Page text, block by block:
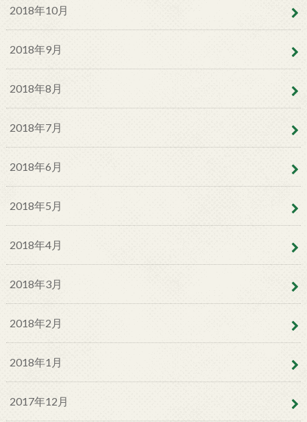
2018年10月
2018年9月
2018年8月
2018年7月
2018年6月
2018年5月
2018年4月
2018年3月
2018年2月
2018年1月
2017年12月